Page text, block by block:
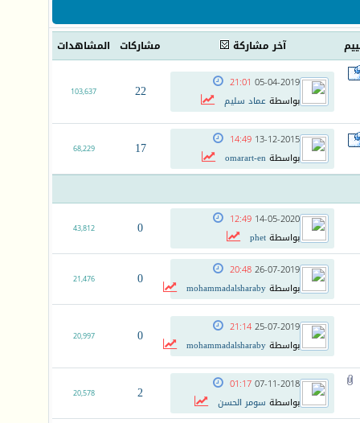
آخر مشاركة مشاركات المشاهدات
05-04-2019
21:01
بواسطةعماد سليم 22
103,637
13-12-2015
14:49
بواسطةomarart-en
17
68,229
14-05-2020
12:49
بواسطةphet
0
43,812
26-07-2019
20:48
بواسطةmohammadalsharaby
0
21,476
25-07-2019
21:14
بواسطةmohammadalsharaby
0
20,997
07-11-2018
01:17
بواسطة سومر الحسن 2
20,578